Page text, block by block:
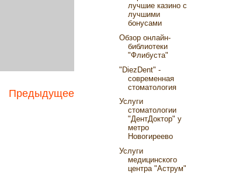
Предыдущее
лучшие казино с
лучшими
бонусами
Обзор онлайн-
библиотеки
"Флибуста"
"DiezDent" -
современная
стоматология
Услуги
стоматологии
"ДентДоктор" у
метро
Новогиреево
Услуги
медицинского
центра "Аструм"